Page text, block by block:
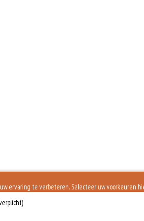
ervaring te verbeteren. Selecteer uw voorkeuren